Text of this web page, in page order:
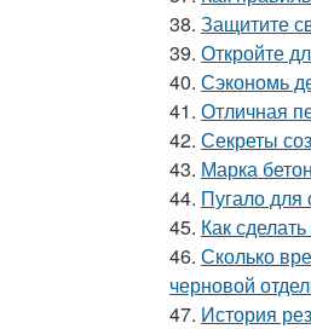
38. Защитите
39. Откройте
40. Сэкономь
41. Отличная
42. Секреты
43. Марка
44. Пугало для
45. Как
46. Сколько
черновой
47. История